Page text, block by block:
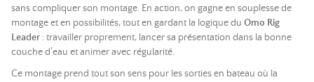
sans compliquer son montage. En action, on gagne en souplesse de
montage et en possibilités, tout en gardant la logique du Omo Rig
Leader : travailler proprement, lancer sa présentation dans la bonne
couche d’eau et animer avec régularité.
Ce montage prend tout son sens pour les sorties en bateau où la